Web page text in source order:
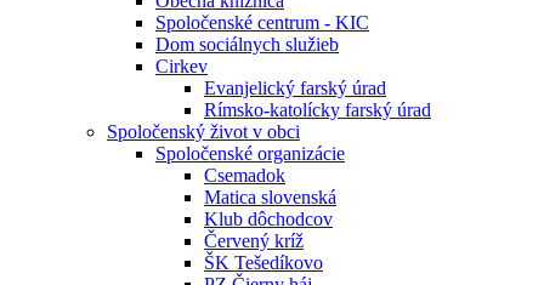
Spoločenské centrum - KIC
Dom sociálnych služieb
Cirkev
Evanjelický farský úrad
Rímsko-katolícky farský úrad
Spoločenský život v obci
Spoločenské organizácie
Csemadok
Matica slovenská
Klub dôchodcov
Červený kríž
ŠK Tešedíkovo